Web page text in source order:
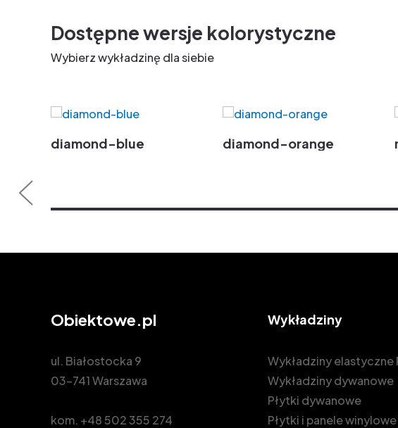
Dostępne wersje kolorystyczne
Wybierz wykładzinę dla siebie
diamond-blue diamond-orange
Obiektowe.pl
ul. Białostocka 9
03-741 Warszawa
kom. +48 502 355 274
Wykładziny
Wykładziny elastyczne
Wykładziny dywanowe
Płytki dywanowe
Płytki i panele winylowe